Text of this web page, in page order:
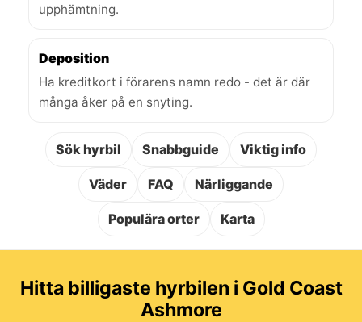
upphämtning.
Deposition
Ha kreditkort i förarens namn redo - det är där
många åker på en snyting.
Sök hyrbil Snabbguide Viktig info
Väder FAQ Närliggande
Populära orter Karta
Hitta billigaste hyrbilen i Gold Coast
Ashmore